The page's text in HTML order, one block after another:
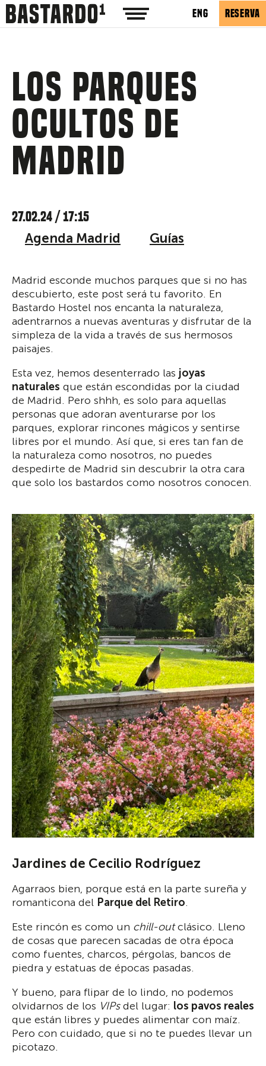
ENG RESERVA
Los parques
ocultos de
Madrid
27.02.24 / 17:15
Agenda Madrid Guías
Madrid esconde muchos parques que si no has
descubierto, este post será tu favorito. En
Bastardo Hostel nos encanta la naturaleza,
adentrarnos a nuevas aventuras y disfrutar de la
simpleza de la vida a través de sus hermosos
paisajes.
Esta vez, hemos desenterrado las joyas
naturales que están escondidas por la ciudad
de Madrid. Pero shhh, es solo para aquellas
personas que adoran aventurarse por los
parques, explorar rincones mágicos y sentirse
libres por el mundo. Así que, si eres tan fan de
la naturaleza como nosotros, no puedes
despedirte de Madrid sin descubrir la otra cara
que solo los bastardos como nosotros conocen.
Jardines de Cecilio Rodríguez
Agarraos bien, porque está en la parte sureña y
romanticona del Parque del Retiro.
Este rincón es como un chill-outclásico. Lleno
de cosas que parecen sacadas de otra época
como fuentes, charcos, pérgolas, bancos de
piedra y estatuas de épocas pasadas.
Y bueno, para flipar de lo lindo, no podemos
olvidarnos de los VIPsdel lugar: los pavos reales
que están libres y puedes alimentar con maíz.
Pero con cuidado, que si no te puedes llevar un
picotazo.